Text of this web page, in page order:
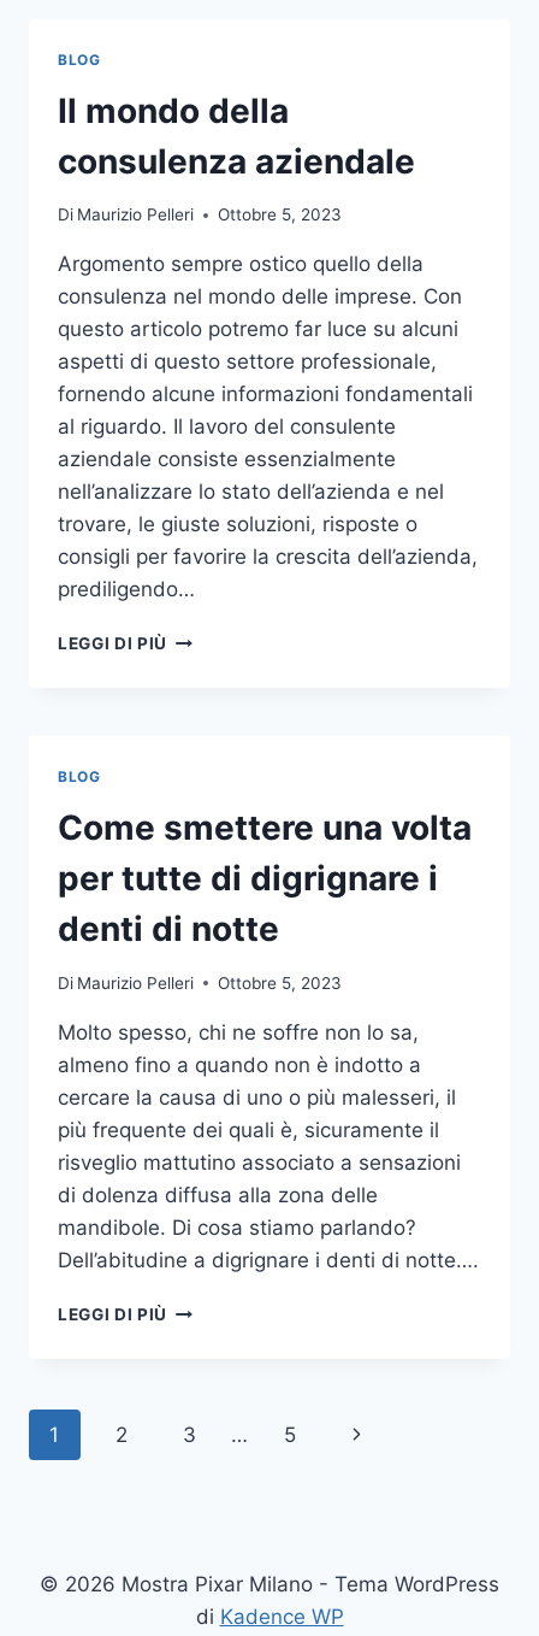
PER
L’ARREDO
GIARDINO
BLOG
Il mondo della
consulenza aziendale
Di Maurizio Pelleri Ottobre 5, 2023
Argomento sempre ostico quello della
consulenza nel mondo delle imprese. Con
questo articolo potremo far luce su alcuni
aspetti di questo settore professionale,
fornendo alcune informazioni fondamentali
al riguardo. Il lavoro del consulente
aziendale consiste essenzialmente
nell’analizzare lo stato dell’azienda e nel
trovare, le giuste soluzioni, risposte o
consigli per favorire la crescita dell’azienda,
prediligendo…
LEGGI DI PIÙ IL
BLOG
Come smettere una volta
per tutte di digrignare i
denti di notte
Di Maurizio Pelleri Ottobre 5, 2023
Molto spesso, chi ne soffre non lo sa,
almeno fino a quando non è indotto a
cercare la causa di uno o più malesseri, il
più frequente dei quali è, sicuramente il
risveglio mattutino associato a sensazioni
di dolenza diffusa alla zona delle
mandibole. Di cosa stiamo parlando?
Dell’abitudine a digrignare i denti di notte….
LEGGI DI PIÙ COME
TUTTE
NOTTE
Navigazione
1 2 3 … 5
Pagina
© 2026 Mostra Pixar Milano - Tema WordPress
di Kadence WP